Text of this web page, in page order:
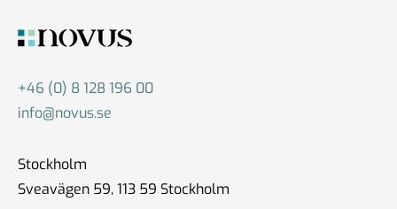
+46 (0) 8 128 196 00
info@novus.se
Stockholm
Sveavägen 59, 113 59 Stockholm